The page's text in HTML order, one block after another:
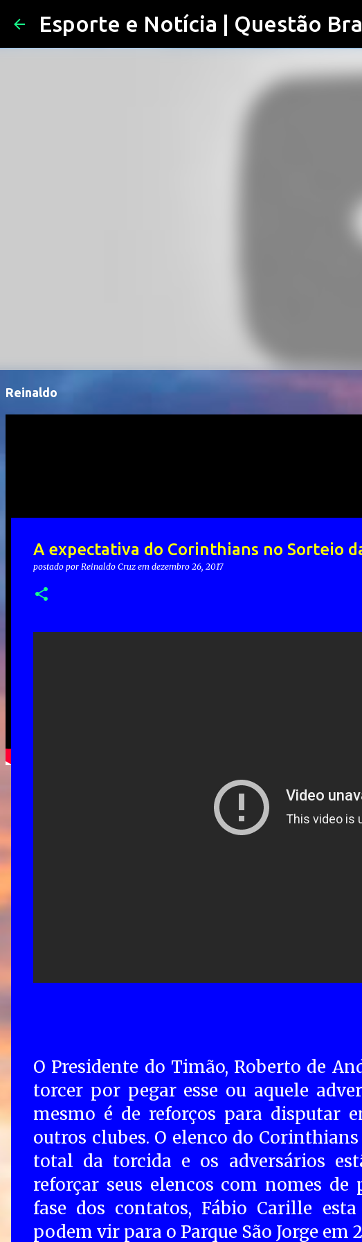
Esporte e Notícia | Questão
Reinaldo
A expectativa do Corinthians no Sorteio
postado por Reinaldo Cruz em dezembro 26, 2017
O Presidente do Timão, Roberto de
torcer por pegar esse ou aquele
mesmo é de reforços para disputar
outros clubes. O elenco do
total da torcida e os adversários
reforçar seus elencos com nomes de
fase dos contatos, Fábio Carille
podem vir para o Parque São Jorge em